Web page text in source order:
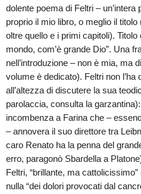
dolente poema di Feltri – un’intera
proprio il mio libro, o meglio il
oltre quello e i primi capitoli). Titolo
mondo, com’è grande Dio”. Una
nell’introduzione – non è mia, ma
volume è dedicato). Feltri non l’ha
all’altezza di discutere la sua
parolaccia, consulta la
incombenza a Farina che –
– annovera il suo direttore tra
caro Renato ha la penna del
erro, paragonò Sbardella a
Feltri, “brillante, ma
nulla “dei dolori provocati dal